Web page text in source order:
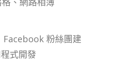
粉絲團建
式開發